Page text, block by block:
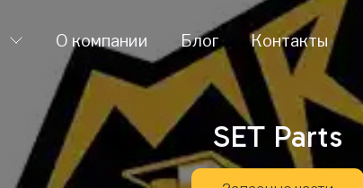
О компании Блог Контакты
SET Parts